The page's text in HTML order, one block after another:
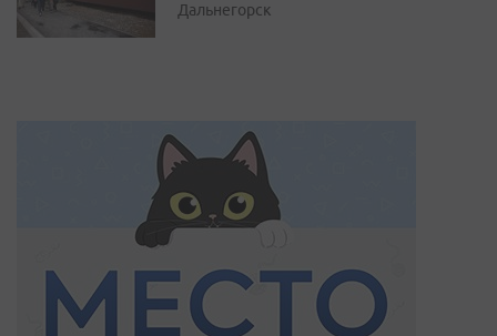
Дальнегорск